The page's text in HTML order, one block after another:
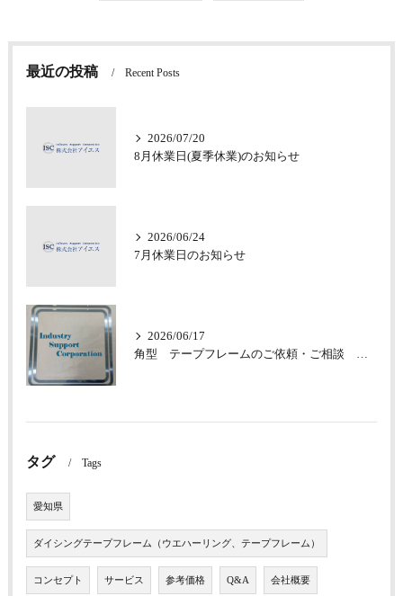
最近の投稿 Recent Posts
2026/07/20
8月休業日(夏季休業)のお知らせ
2026/06/24
7月休業日のお知らせ
2026/06/17
角型 テープフレームのご依頼・ご相談 承っております
タグ Tags
愛知県
ダイシングテープフレーム（ウエハーリング、テープフレーム）
コンセプト サービス 参考価格 Q&A 会社概要